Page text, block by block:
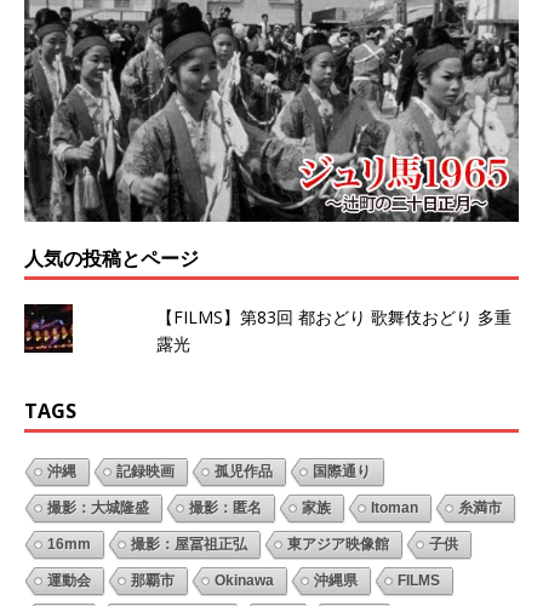
人気の投稿とページ
【FILMS】第83回 都おどり 歌舞伎おどり 多重
露光
TAGS
沖縄 記録映画 孤児作品 国際通り
撮影：大城隆盛 撮影：匿名 家族 Itoman 糸満市
16mm 撮影：屋冨祖正弘 東アジア映像館 子供
運動会 那覇市 Okinawa 沖縄県 FILMS